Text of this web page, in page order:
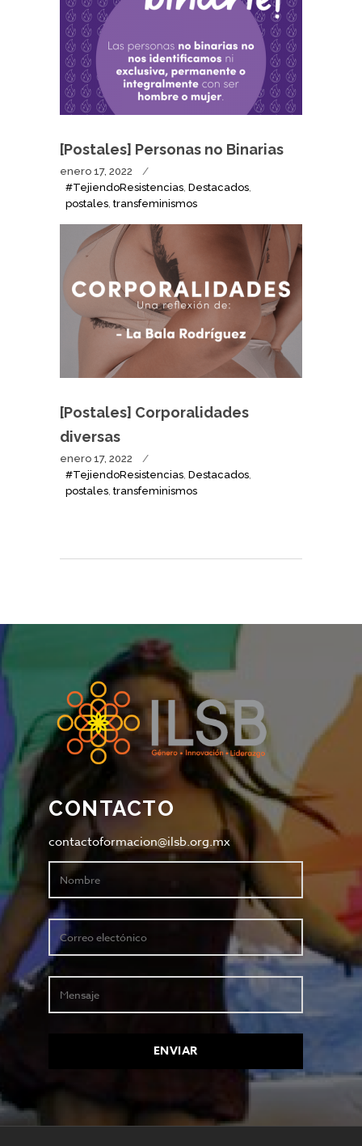
[Postales] Personas no Binarias
enero 17, 2022
#TejiendoResistencias, Destacados,
postales,transfeminismos
[Postales] Corporalidades
diversas
enero 17, 2022
#TejiendoResistencias, Destacados,
postales,transfeminismos
CONTACTO
contactoformacion@ilsb.org.mx